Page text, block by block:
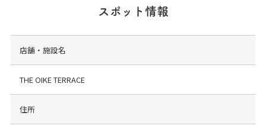
スポット情報
店舗・施設名
THE OIKE TERRACE
住所